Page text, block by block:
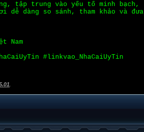
tập trung vào yếu tố minh bạch,
dàng so sánh, tham khảo và đưa
Nam
#linkvao_NhaCaiUyTin